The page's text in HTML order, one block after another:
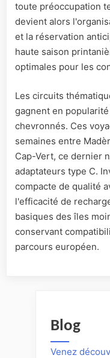
toute préoccupation
devient alors
et la réservation
haute saison
optimales pour les
Les circuits
gagnent en
chevronnés. Ces
semaines entre
Cap-Vert, ce dernier
adaptateurs type C.
compacte de qualité
l'efficacité de
basiques des îles
conservant
parcours européen.
Blog
Venez